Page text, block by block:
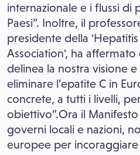
internazionale e i flussi di
Paesi”. Inoltre, il
presidente della 'Hepatitis
Association', ha affermato
delinea la nostra visione
eliminare l’epatite C in
concrete, a tutti i livelli,
obiettivo”.Ora il
governi locali e nazioni,
europee per incoraggiare